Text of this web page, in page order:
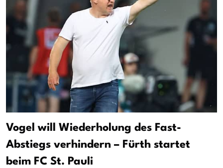
Vogel will Wiederholung des Fast-
Abstiegs verhindern – Fürth startet
beim FC St. Pauli